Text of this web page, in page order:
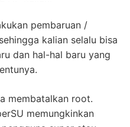
pembaruan /
kalian selalu bisa
dan hal-hal baru yang
membatalkan root.
memungkinkan